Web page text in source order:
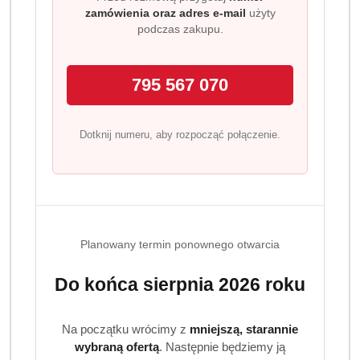
Dynamic Pulsenowoczesny zapach z nutami mięty,
jabłka i aromatów drzewnych.
Victory Leagueorientalno-drzewna kompozycja z nutami
guarany i świeżych akordów.
drzewnych aromatów.
kompleksowej pielęgnacji. Jedna formuła skutecznie
oszczędność czasu.
Jak stosować?
spień i dokładnie spłucz wodą.
zamówienia oraz adres e-mail użyty
podczas zakupu.
795 567 070
Dotknij numeru, aby rozpocząć połączenie.
Planowany termin ponownego otwarcia
Do końca sierpnia 2026 roku
Na początku wrócimy z mniejszą, starannie
wybraną ofertą. Następnie będziemy ją